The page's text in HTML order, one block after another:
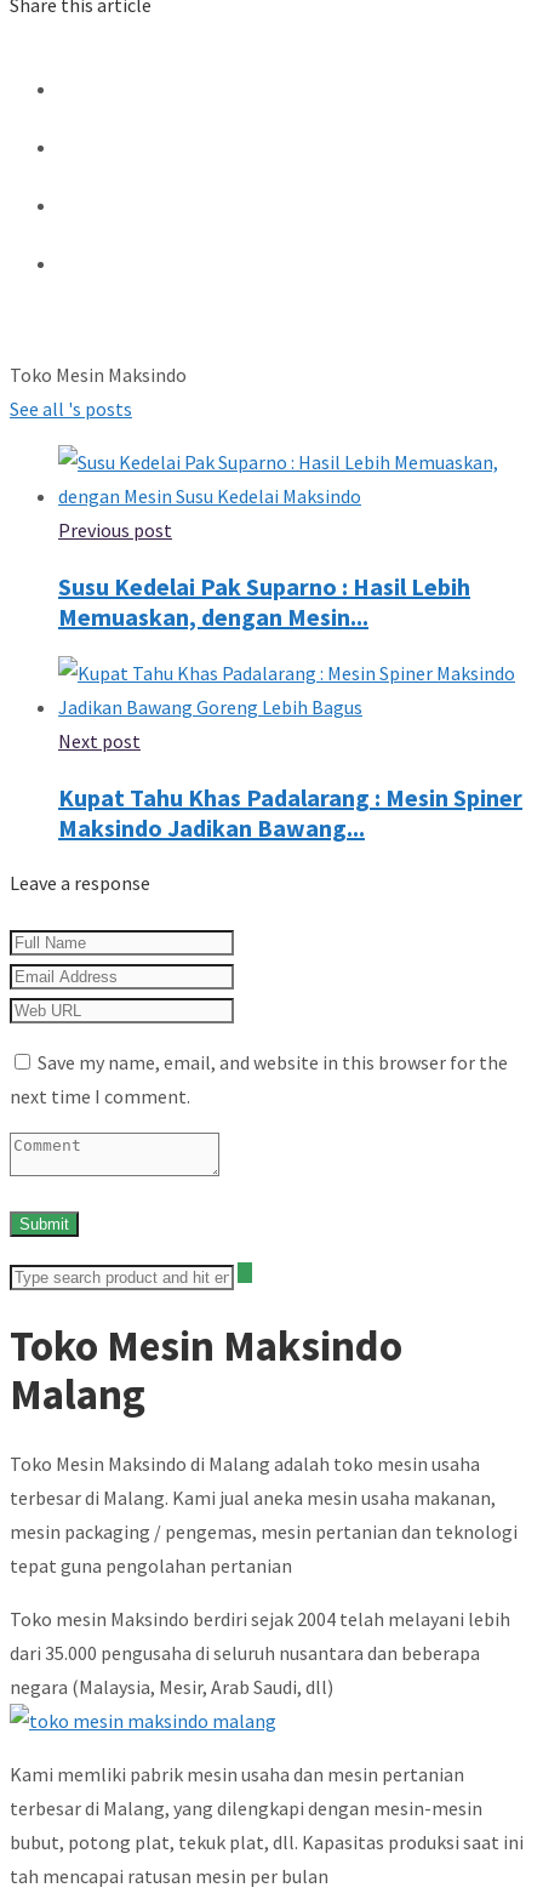
Share this article
Toko Mesin Maksindo
See all 's posts
Previous post
Susu Kedelai Pak Suparno : Hasil Lebih
Memuaskan, dengan Mesin...
Next post
Kupat Tahu Khas Padalarang : Mesin Spiner
Maksindo Jadikan Bawang...
Leave a response
Save my name, email, and website in this browser for the
next time I comment.
Toko Mesin Maksindo
Malang
Toko Mesin Maksindo di Malang adalah toko mesin usaha
terbesar di Malang. Kami jual aneka mesin usaha makanan,
mesin packaging / pengemas, mesin pertanian dan teknologi
tepat guna pengolahan pertanian
Toko mesin Maksindo berdiri sejak 2004 telah melayani lebih
dari 35.000 pengusaha di seluruh nusantara dan beberapa
negara (Malaysia, Mesir, Arab Saudi, dll)
Kami memliki pabrik mesin usaha dan mesin pertanian
terbesar di Malang, yang dilengkapi dengan mesin-mesin
bubut, potong plat, tekuk plat, dll. Kapasitas produksi saat ini
tah mencapai ratusan mesin per bulan